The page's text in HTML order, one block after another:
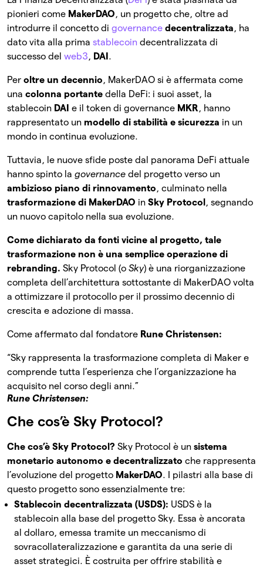
pionieri come MakerDAO, un progetto che, oltre ad
introdurre il concetto di governance decentralizzata, ha
dato vita alla prima stablecoin decentralizzata di
successo del web3, DAI .
Per oltre un decennio, MakerDAO si è affermata come
una colonna portante della DeFi: i suoi asset, la
stablecoin DAI e il token di governance MKR, hanno
rappresentato un modello di stabilità e sicurezza in un
mondo in continua evoluzione.
Tuttavia, le nuove sfide poste dal panorama DeFi attuale
hanno spinto la governance del progetto verso un
ambizioso piano di rinnovamento, culminato nella
trasformazione di MakerDAO in Sky Protocol , segnando
un nuovo capitolo nella sua evoluzione.
Come dichiarato da fonti vicine al progetto, tale
trasformazione non è una semplice operazione di
rebranding. Sky Protocol (o Sky) è una riorganizzazione
completa dell’architettura sottostante di MakerDAO volta
a ottimizzare il protocollo per il prossimo decennio di
crescita e adozione di massa.
Come affermato dal fondatore Rune Christensen:
“Sky rappresenta la trasformazione completa di Maker e
comprende tutta l’esperienza che l’organizzazione ha
acquisito nel corso degli anni.”
Rune Christensen:
Che cos’è Sky Protocol?
Che cos’è Sky Protocol? Sky Protocol è un sistema
monetario autonomo e decentralizzato che rappresenta
l’evoluzione del progetto MakerDAO. I pilastri alla base di
questo progetto sono essenzialmente tre:
Stablecoin decentralizzata (USDS): USDS è la
stablecoin alla base del progetto Sky. Essa è ancorata
al dollaro, emessa tramite un meccanismo di
sovracollateralizzazione e garantita da una serie di
asset strategici. È costruita per offrire stabilità e